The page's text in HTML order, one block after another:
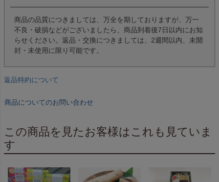
商品の品質につきましては、万全を期しておりますが、万一
不良・破損などがございましたら、商品到着後7日以内にお知
らせください。返品・交換につきましては、2週間以内、未開
封・未使用に限り可能です。
返品特約について
商品についてのお問い合わせ
この商品を見たお客様はこれも見ていま
す